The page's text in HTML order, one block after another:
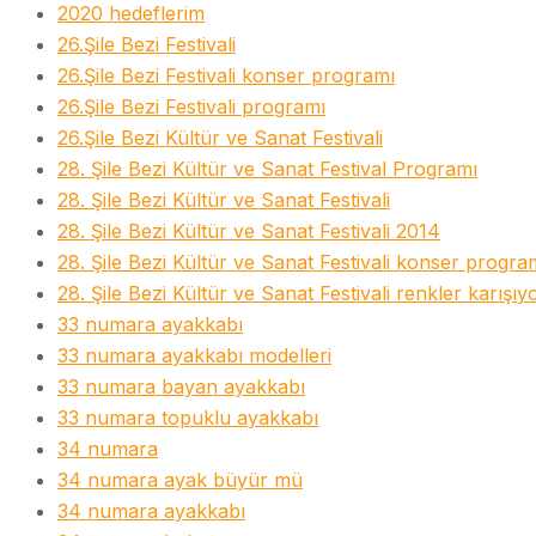
2020 hedeflerim
26.Şile Bezi Festivali
26.Şile Bezi Festivali konser programı
26.Şile Bezi Festivali programı
26.Şile Bezi Kültür ve Sanat Festivali
28. Şile Bezi Kültür ve Sanat Festival Programı
28. Şile Bezi Kültür ve Sanat Festivali
28. Şile Bezi Kültür ve Sanat Festivali 2014
28. Şile Bezi Kültür ve Sanat Festivali konser
28. Şile Bezi Kültür ve Sanat Festivali renkler
33 numara ayakkabı
33 numara ayakkabı modelleri
33 numara bayan ayakkabı
33 numara topuklu ayakkabı
34 numara
34 numara ayak büyür mü
34 numara ayakkabı